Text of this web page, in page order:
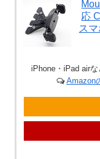
応
ス
iPhone・iPad air
Amazon